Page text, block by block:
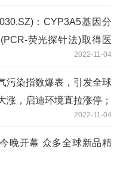
：CYP3A5基因分
荧光探针法)取得医
2022-11-04
污染指数爆表，引发全球
涨，启迪环境直拉涨停；
也公布进展，涨停！2022-11-04
晚开幕 众多全球新品精